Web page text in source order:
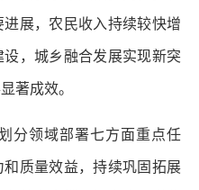
展，农民收入持续较快增
，城乡融合发展实现新突
著成效。
领域部署七方面重点任
质量效益，持续巩固拓展